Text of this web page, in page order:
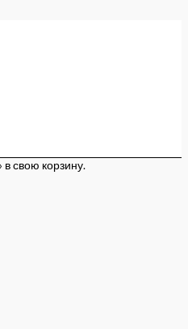
свою корзину.